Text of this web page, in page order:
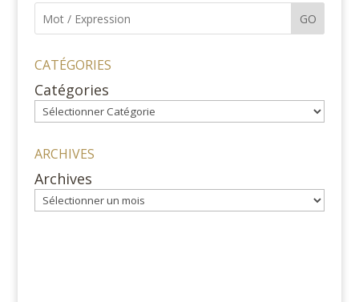
GO
CATÉGORIES
Catégories
ARCHIVES
Archives